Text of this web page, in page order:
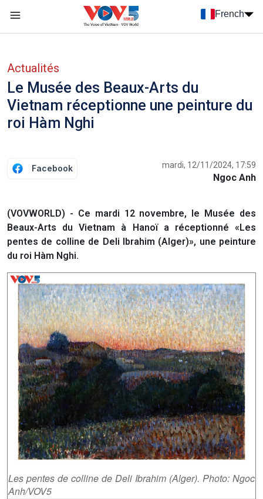
French
Actualités
Le Musée des Beaux-Arts du
Vietnam réceptionne une peinture du
roi Hàm Nghi
Facebook mardi, 12/11/2024, 17:59
Ngoc Anh
(VOVWORLD) - Ce mardi 12 novembre, le Musée des
Beaux-Arts du Vietnam à Hanoï a réceptionné «Les
pentes de colline de Deli Ibrahim (Alger)», une peinture
du roi Hàm Nghi.
Les pentes de colline de Deli Ibrahim (Alger). Photo: Ngoc
Anh/VOV5